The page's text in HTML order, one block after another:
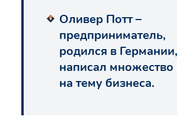
Оливер Потт –
предприниматель,
родился в Германии,
написал множество
на тему бизнеса.